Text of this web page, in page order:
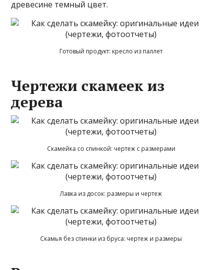
древесине темный цвет.
Готовый продукт: кресло из паллет
Чертежи скамеек из
дерева
Скамейка со спинкой: чертеж с размерами
Лавка из досок: размеры и чертеж
Скамья без спинки из бруса: чертеж и размеры